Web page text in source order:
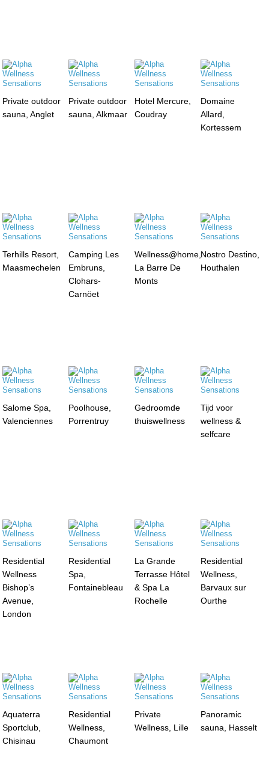
Private outdoor
sauna, Anglet
Private outdoor
sauna, Alkmaar
Hotel Mercure,
Coudray
Domaine
Allard,
Kortessem
Terhills Resort,
Maasmechelen
Camping Les
Embruns,
Clohars-
Carnöet
Wellness@home,
La Barre De
Monts
Nostro Destino,
Houthalen
Salome Spa,
Valenciennes
Poolhouse,
Porrentruy
Gedroomde
thuiswellness
Tijd voor
wellness &
selfcare
Residential
Wellness
Bishop’s
Avenue,
London
Residential
Spa,
Fontainebleau
La Grande
Terrasse Hôtel
& Spa La
Rochelle
Residential
Wellness,
Barvaux sur
Ourthe
Aquaterra
Sportclub,
Chisinau
Residential
Wellness,
Chaumont
Private
Wellness, Lille
Panoramic
sauna, Hasselt